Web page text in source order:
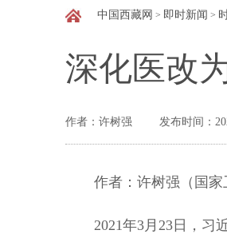
中国西藏网 > 即时新闻 >
深化医改
作者：许树强 发布时间：
作者：许树强（国家
2021年3月23日，习近